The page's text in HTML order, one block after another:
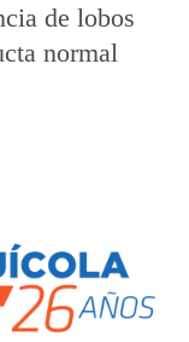
de lobos
normal